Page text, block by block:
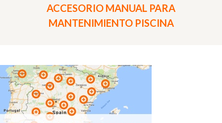
ACCESORIO MANUAL PARA
MANTENIMIENTO PISCINA